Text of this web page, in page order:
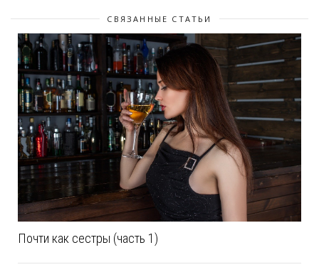
СВЯЗАННЫЕ СТАТЬИ
Почти как сестры (часть 1)